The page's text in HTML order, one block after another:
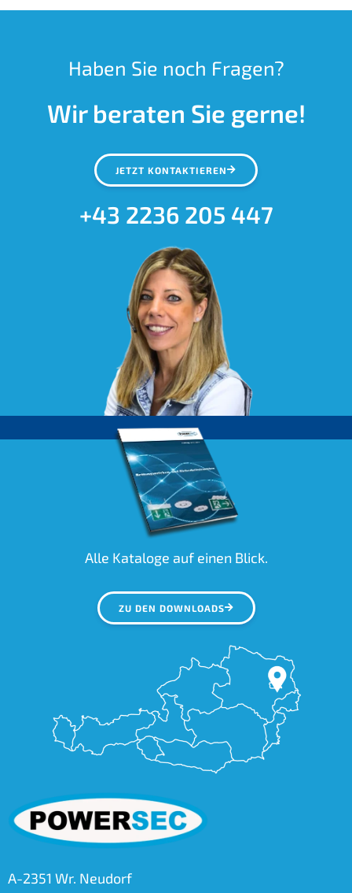
Haben Sie noch Fragen?
Wir beraten Sie gerne!
JETZT KONTAKTIEREN
+43 2236 205 447
Alle Kataloge auf einen Blick.
ZU DEN DOWNLOADS
A-2351 Wr. Neudorf